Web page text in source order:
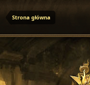
Strona główna